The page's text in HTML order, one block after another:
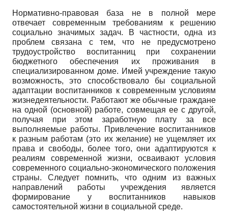
Нормативно-правовая база не в полной мере
отвечает современным требованиям к решению
социально значимых задач. В частности, одна из
проблем связана с тем, что не предусмотрено
трудоустройство воспитанниц при сохранении
бюджетного обеспечения их проживания в
специализированном доме. Имей учреждение такую
возможность, это способствовало бы социальной
адаптации воспитанников к современным условиям
жизнедеятельности. Работают же обычные граждане
на одной (основной) работе, совмещая ее с другой,
получая при этом заработную плату за все
выполняемые работы. Привлечение воспитанников
к разным работам (это их желание) не ущемляет их
права и свободы, более того, они адаптируются к
реалиям современной жизни, осваивают условия
современного социально-экономического положения
страны. Следует помнить, что одним из важных
направлений работы учреждения является
формирование у воспитанников навыков
самостоятельной жизни в социальной среде.